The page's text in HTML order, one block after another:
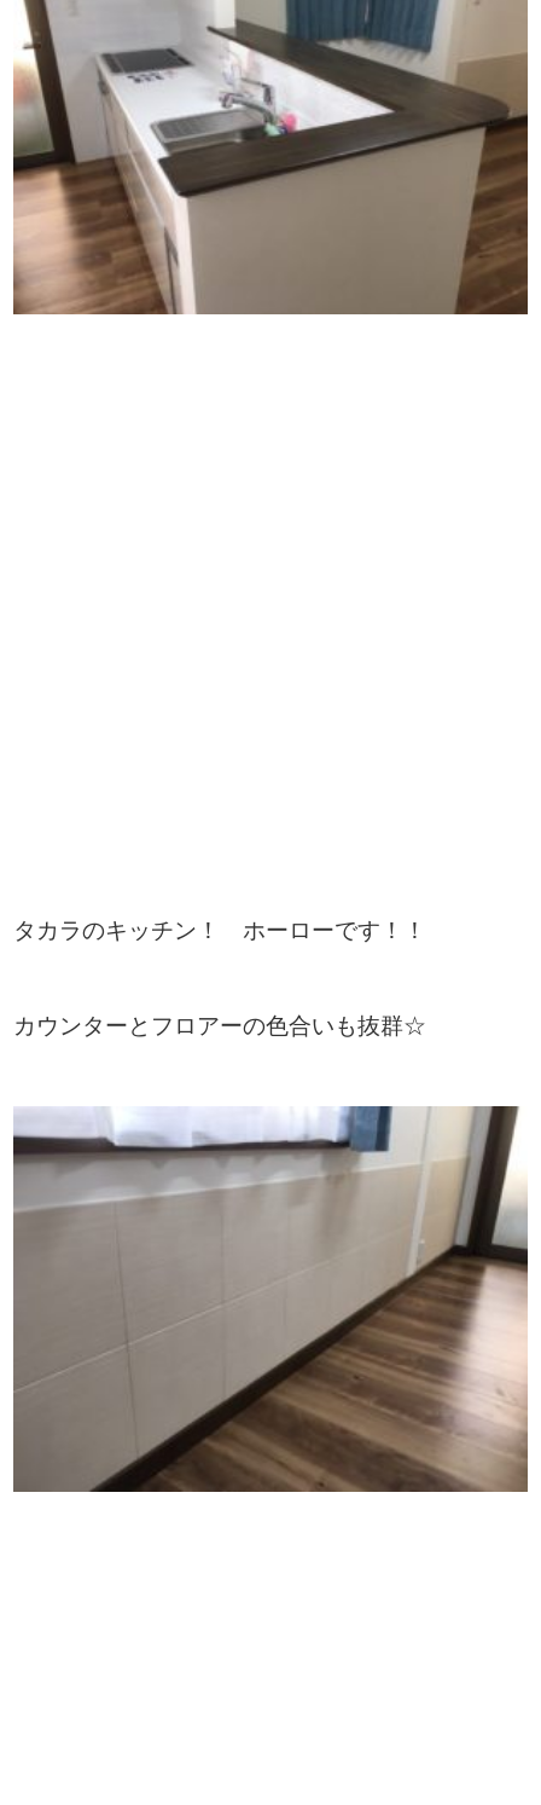
タカラのキッチン！ ホーローです！！
カウンターとフロアーの色合いも抜群☆